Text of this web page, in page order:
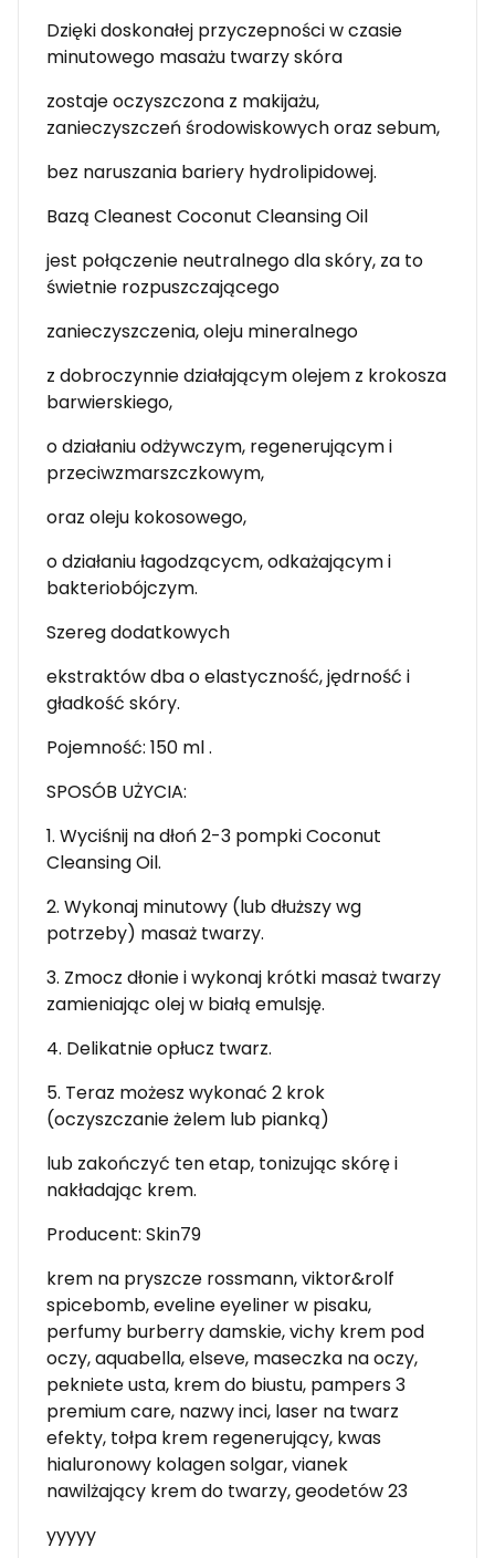
Dzięki doskonałej przyczepności w czasie
minutowego masażu twarzy skóra
zostaje oczyszczona z makijażu,
zanieczyszczeń środowiskowych oraz sebum,
bez naruszania bariery hydrolipidowej.
Bazą Cleanest Coconut Cleansing Oil
jest połączenie neutralnego dla skóry, za to
świetnie rozpuszczającego
zanieczyszczenia, oleju mineralnego
z dobroczynnie działającym olejem z krokosza
barwierskiego,
o działaniu odżywczym, regenerującym i
przeciwzmarszczkowym,
oraz oleju kokosowego,
o działaniu łagodzącycm, odkażającym i
bakteriobójczym.
Szereg dodatkowych
ekstraktów dba o elastyczność, jędrność i
gładkość skóry.
Pojemność: 150 ml .
SPOSÓB UŻYCIA:
1. Wyciśnij na dłoń 2-3 pompki Coconut
Cleansing Oil.
2. Wykonaj minutowy (lub dłuższy wg
potrzeby) masaż twarzy.
3. Zmocz dłonie i wykonaj krótki masaż twarzy
zamieniając olej w białą emulsję.
4. Delikatnie opłucz twarz.
5. Teraz możesz wykonać 2 krok
(oczyszczanie żelem lub pianką)
lub zakończyć ten etap, tonizując skórę i
nakładając krem.
Producent: Skin79
krem na pryszcze rossmann, viktor&rolf
spicebomb, eveline eyeliner w pisaku,
perfumy burberry damskie, vichy krem pod
oczy, aquabella, elseve, maseczka na oczy,
pekniete usta, krem do biustu, pampers 3
premium care, nazwy inci, laser na twarz
efekty, tołpa krem regenerujący, kwas
hialuronowy kolagen solgar, vianek
nawilżający krem do twarzy, geodetów 23
yyyyy